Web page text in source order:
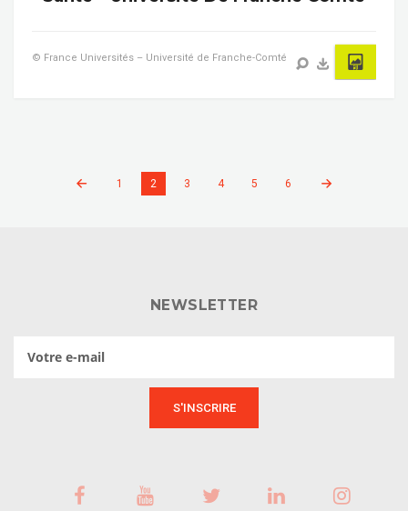
© France Universités – Université de Franche-Comté
1 2 3 4 5 6
NEWSLETTER